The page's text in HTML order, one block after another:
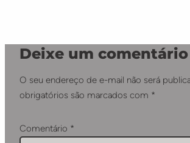
Deixe um comentário
O seu endereço de e-mail não será
obrigatórios são marcados com *
Comentário *